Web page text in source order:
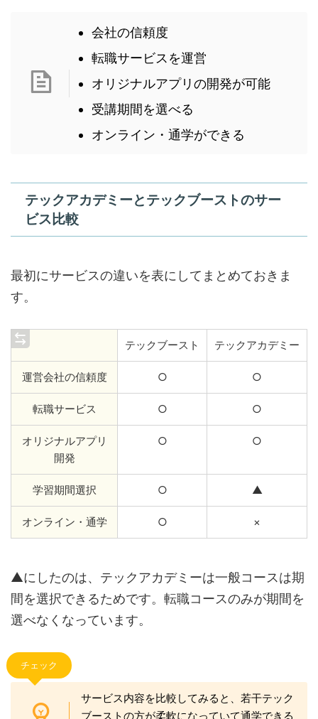
会社の信頼度
転職サービスを運営
オリジナルアプリの開発が可能
受講期間を選べる
オンライン・通学ができる
テックアカデミーとテックブーストのサー
ビス比較
最初にサービスの違いを表にしてまとめておきま
す。
テックブースト テックアカデミー
運営会社の信頼度 ○ ○
転職サービス ○ ○
オリジナルアプリ
開発
○ ○
学習期間選択 ○ ▲
オンライン・通学 ○ ×
▲にしたのは、テックアカデミーは一般コースは期
間を選択できるためです。転職コースのみが期間を
選べなくなっています。
チェック
サービス内容を比較してみると、若干テック
ブーストの方が柔軟になっていて通学できる